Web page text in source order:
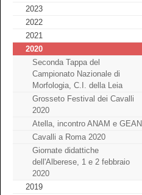
2023
2022
2021
2020
Seconda Tappa del
Campionato Nazionale di
Morfologia, C.I. della Leia
Grosseto Festival dei Cavalli
2020
Atella, incontro ANAM e GEAN
Cavalli a Roma 2020
Giornate didattiche
dell'Alberese, 1 e 2 febbraio
2020
2019